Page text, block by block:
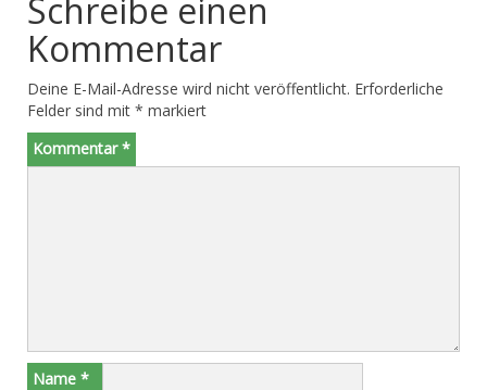
Schreibe einen
Kommentar
Deine E-Mail-Adresse wird nicht veröffentlicht. Erforderliche
Felder sind mit * markiert
Kommentar*
Name *